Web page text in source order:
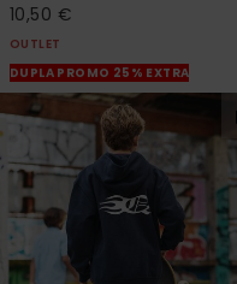
10,50 €
OUTLET
DUPLA PROMO 25% EXTRA